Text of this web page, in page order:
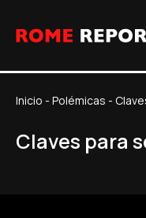
Inicio - Polémicas -
Claves para